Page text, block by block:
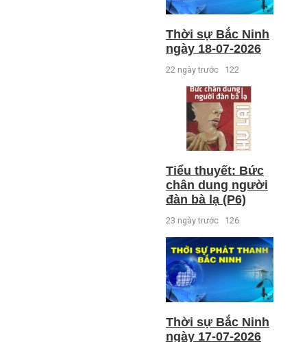
Thời sự Bắc Ninh
ngày 18-07-2026
22 ngày trước 122
Tiểu thuyết: Bức
chân dung người
đàn bà lạ (P6)
23 ngày trước 126
Thời sự Bắc Ninh
ngày 17-07-2026